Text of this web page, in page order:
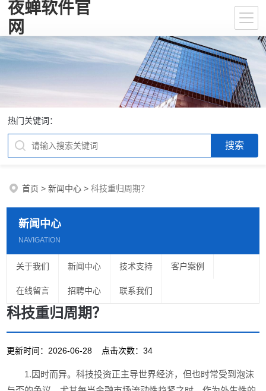
夜蝉软件官
网
热门关键词：
首页 >新闻中心 >科技重归周期？
新闻中心
NAVIGATION
关于我们 新闻中心 技术支持 客户案例
在线留言 招聘中心 联系我们
科技重归周期？
更新时间：2026-06-28 点击次数：34
1.因时而异。科技投资正主导世界经济，但也时常受到泡沫